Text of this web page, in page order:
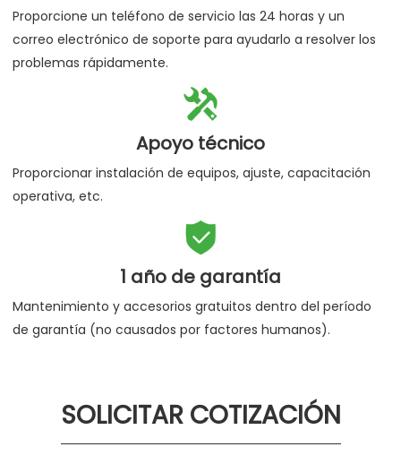
Proporcione un teléfono de servicio las 24 horas y un
correo electrónico de soporte para ayudarlo a resolver los
problemas rápidamente.

Apoyo técnico
Proporcionar instalación de equipos, ajuste, capacitación
operativa, etc.

1 año de garantía
Mantenimiento y accesorios gratuitos dentro del período
de garantía (no causados por factores humanos).
SOLICITAR COTIZACIÓN